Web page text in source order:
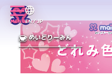
MENUEN／JP
めいどりーみん